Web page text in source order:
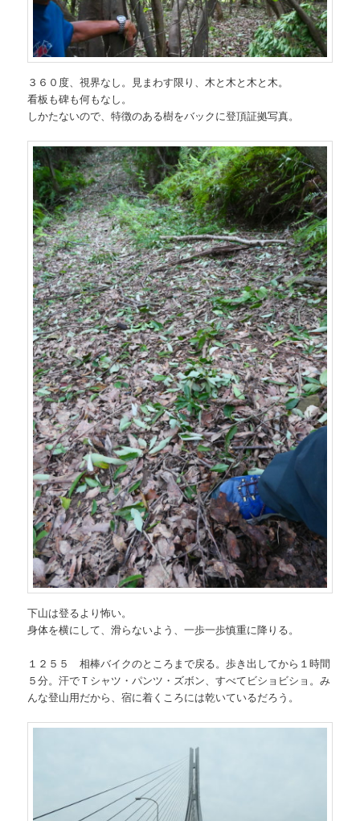
３６０度、視界なし。見まわす限り、木と木と木と木。
看板も碑も何もなし。
しかたないので、特徴のある樹をバックに登頂証拠写真。
下山は登るより怖い。
身体を横にして、滑らないよう、一歩一歩慎重に降りる。
１２５５ 相棒バイクのところまで戻る。歩き出してから１時間
５分。汗でＴシャツ・パンツ・ズボン、すべてビショビショ。み
んな登山用だから、宿に着くころには乾いているだろう。